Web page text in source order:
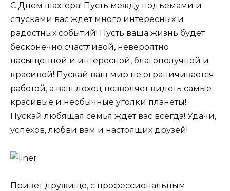
C Днем шахтера! Пусть между подъемами и
спусками вас ждет много интересных и
радостных событий! Пусть ваша жизнь будет
бесконечно счастливой, невероятно
насыщенной и интересной, благополучной и
красивой! Пускай ваш мир не ограничивается
работой, а ваш доход позволяет видеть самые
красивые и необычные уголки планеты!
Пускай любящая семья ждет вас всегда! Удачи,
успехов, любви вам и настоящих друзей!
Привет дружище, с профессиональным